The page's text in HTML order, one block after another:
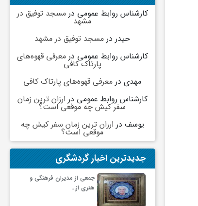
کارشناس روابط عمومی درمسجد توفیق در
مشهد
حیدردر مسجد توفیق در مشهد
کارشناس روابط عمومی درمعرفی قهوه‌های
پارتاک کافی
مهدیدر معرفی قهوه‌های پارتاک کافی
کارشناس روابط عمومی در ارزان ترین زمان
سفر کیش چه موقعی است؟
یوسف در ارزان ترین زمان سفر کیش چه
موقعی است؟
جدیدترین اخبار گردشگری
جمعی از مدیران فرهنگی و
هنری از…